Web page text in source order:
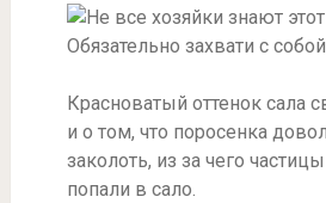
Красноватый оттенок сала
и о том, что поросенка
заколоть, из за чего
попали в сало.